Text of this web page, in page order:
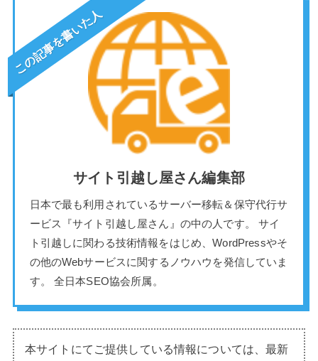
この記事を書いた人
サイト引越し屋さん編集部
日本で最も利用されているサーバー移転＆保守代行サ
ービス『サイト引越し屋さん』の中の人です。 サイ
ト引越しに関わる技術情報をはじめ、WordPressやそ
の他のWebサービスに関するノウハウを発信していま
す。 全日本SEO協会所属。
本サイトにてご提供している情報については、最新